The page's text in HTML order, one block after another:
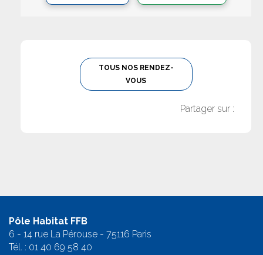
TOUS NOS RENDEZ-
VOUS
Partager sur :
Pôle Habitat FFB
6 - 14 rue La Pérouse - 75116 Paris
Tél. : 01 40 69 58 40